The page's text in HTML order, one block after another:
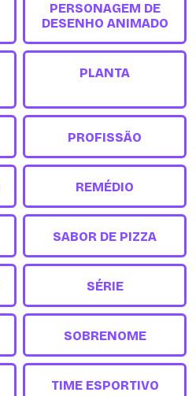
PERSONAGEM DE
DESENHO ANIMADO
PLANTA
PROFISSÃO
REMÉDIO
SABOR DE PIZZA
SÉRIE
SOBRENOME
TIME ESPORTIVO